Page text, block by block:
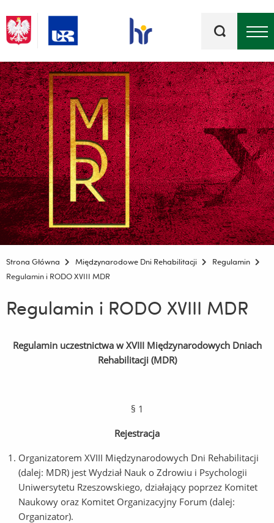
kluczowe
Menu - górna belka
Strona Główna Międzynarodowe Dni Rehabilitacji
Regulamin
Regulamin i RODO XVIII MDR
Regulamin i RODO XVIII MDR
Regulamin uczestnictwa w XVIII Międzynarodowych Dniach
Rehabilitacji (MDR)
§ 1
Rejestracja
Organizatorem XVIII Międzynarodowych Dni Rehabilitacji
(dalej: MDR) jest Wydział Nauk o Zdrowiu i Psychologii
Uniwersytetu Rzeszowskiego, działający poprzez Komitet
Naukowy oraz Komitet Organizacyjny Forum (dalej:
Organizator).